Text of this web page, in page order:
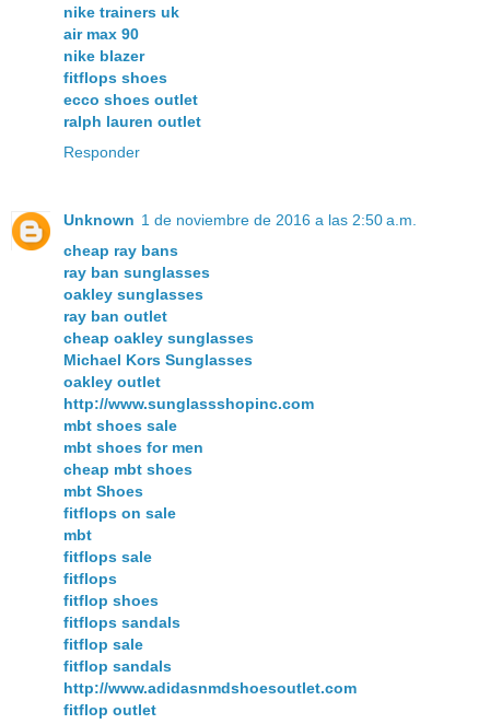
nike trainers uk
air max 90
nike blazer
fitflops shoes
ecco shoes outlet
ralph lauren outlet
Responder
Unknown 1 de noviembre de 2016 a las 2:50 a.m.
cheap ray bans
ray ban sunglasses
oakley sunglasses
ray ban outlet
cheap oakley sunglasses
Michael Kors Sunglasses
oakley outlet
http://www.sunglassshopinc.com
mbt shoes sale
mbt shoes for men
cheap mbt shoes
mbt Shoes
fitflops on sale
mbt
fitflops sale
fitflops
fitflop shoes
fitflops sandals
fitflop sale
fitflop sandals
http://www.adidasnmdshoesoutlet.com
fitflop outlet